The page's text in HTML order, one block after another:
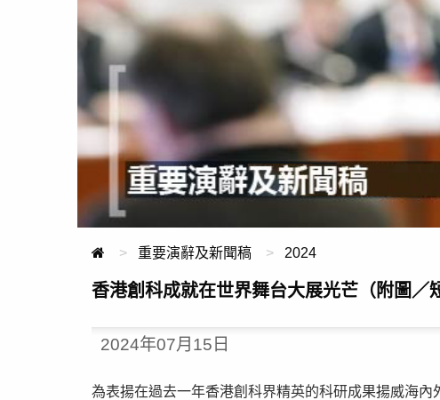
重要演辭及新聞稿 2024
香港創科成就在世界舞台大展光芒（附圖／
2024年07月15日
為表揚在過去一年香港創科界精英的科研成果揚威海